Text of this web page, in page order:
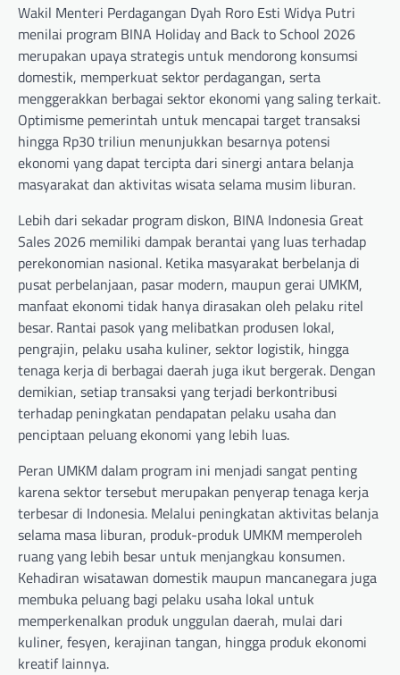
Wakil Menteri Perdagangan Dyah Roro Esti Widya Putri
menilai program BINA Holiday and Back to School 2026
merupakan upaya strategis untuk mendorong konsumsi
domestik, memperkuat sektor perdagangan, serta
menggerakkan berbagai sektor ekonomi yang saling terkait.
Optimisme pemerintah untuk mencapai target transaksi
hingga Rp30 triliun menunjukkan besarnya potensi
ekonomi yang dapat tercipta dari sinergi antara belanja
masyarakat dan aktivitas wisata selama musim liburan.
Lebih dari sekadar program diskon, BINA Indonesia Great
Sales 2026 memiliki dampak berantai yang luas terhadap
perekonomian nasional. Ketika masyarakat berbelanja di
pusat perbelanjaan, pasar modern, maupun gerai UMKM,
manfaat ekonomi tidak hanya dirasakan oleh pelaku ritel
besar. Rantai pasok yang melibatkan produsen lokal,
pengrajin, pelaku usaha kuliner, sektor logistik, hingga
tenaga kerja di berbagai daerah juga ikut bergerak. Dengan
demikian, setiap transaksi yang terjadi berkontribusi
terhadap peningkatan pendapatan pelaku usaha dan
penciptaan peluang ekonomi yang lebih luas.
Peran UMKM dalam program ini menjadi sangat penting
karena sektor tersebut merupakan penyerap tenaga kerja
terbesar di Indonesia. Melalui peningkatan aktivitas belanja
selama masa liburan, produk-produk UMKM memperoleh
ruang yang lebih besar untuk menjangkau konsumen.
Kehadiran wisatawan domestik maupun mancanegara juga
membuka peluang bagi pelaku usaha lokal untuk
memperkenalkan produk unggulan daerah, mulai dari
kuliner, fesyen, kerajinan tangan, hingga produk ekonomi
kreatif lainnya.